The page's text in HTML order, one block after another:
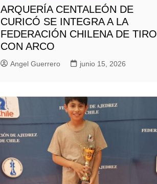
ARQUERÍA CENTALEÓN DE
CURICÓ SE INTEGRA A LA
FEDERACIÓN CHILENA DE TIRO
CON ARCO
Angel Guerrero junio 15, 2026